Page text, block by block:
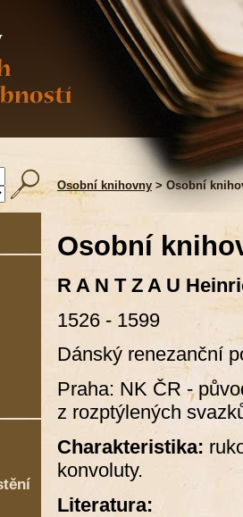
Osobní knihovny > Osobní
Osobní
R A N T Z A U
1526 - 1599
Dánský renezanční
Praha: NK ČR -
z rozptýlených
Charakteristika:
konvoluty.
Literatura: